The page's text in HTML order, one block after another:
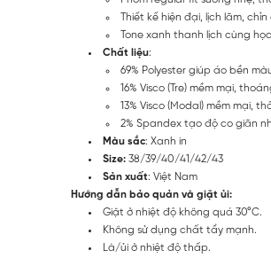
Thiết kế hiện đại, lịch lãm,
Tone xanh thanh lịch cùng
Chất liệu:
69% Polyester giúp áo bền
16% Visco (Tre) mềm mại,
13% Visco (Modal) mềm mại,
2% Spandex tạo độ co giãn
Màu sắc: Xanh in
Size: 38/39/40/41/42/43
Sản xuất: Việt Nam
Hướng dẫn bảo quản và giặt ủi:
Giặt ở nhiệt độ không quá 30°C.
Không sử dụng chất tẩy mạnh.
Là/ủi ở nhiệt độ thấp.